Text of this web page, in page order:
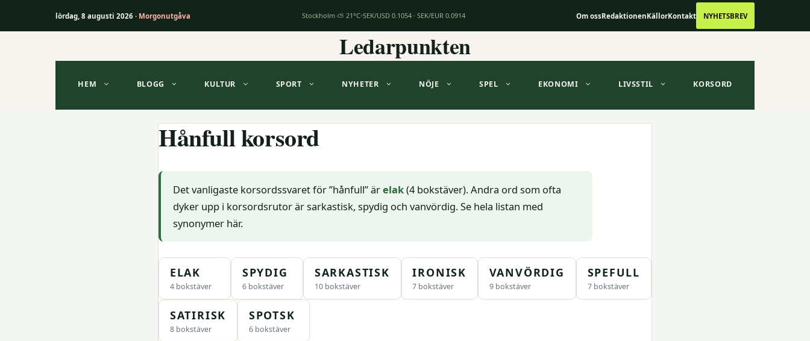
lördag, 8 augusti 2026 · Morgonutgåva Stockholm ⛅ 21°C SEK/USD 0.1054 · SEK/EUR 0.0914 Om ossRedaktionenKällorKontakt NYHETSBREV
Ledarpunkten
HEM BLOGG KULTUR SPORT NYHETER NÖJE SPEL EKONOMI LIVSSTIL KORSORD
Hånfull korsord
Det vanligaste korsordssvaret för ”hånfull” ärelak(4 bokstäver). Andra ord som ofta
dyker upp i korsordsrutor är sarkastisk, spydig och vanvördig. Se hela listan med
synonymer här.
ELAK
4 bokstäver
SPYDIG
6 bokstäver
SARKASTISK
10 bokstäver
IRONISK
7 bokstäver
VANVÖRDIG
9 bokstäver
SPEFULL
7 bokstäver
SATIRISK
8 bokstäver
SPOTSK
6 bokstäver